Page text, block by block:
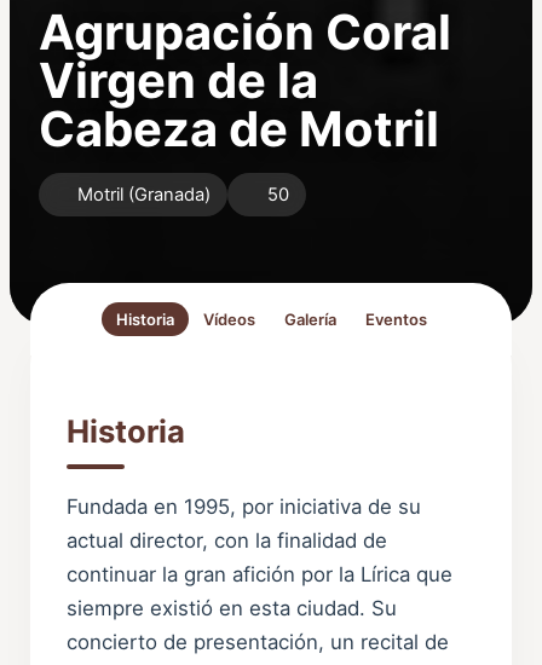
Agrupación Coral
Virgen de la
Cabeza de Motril
Motril (Granada) 50
Historia Vídeos Galería Eventos
Historia
Fundada en 1995, por iniciativa de su
actual director, con la finalidad de
continuar la gran afición por la Lírica que
siempre existió en esta ciudad. Su
concierto de presentación, un recital de